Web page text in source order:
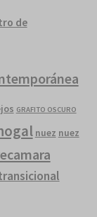
de
GRAFITO OSCURO
nuez nuez